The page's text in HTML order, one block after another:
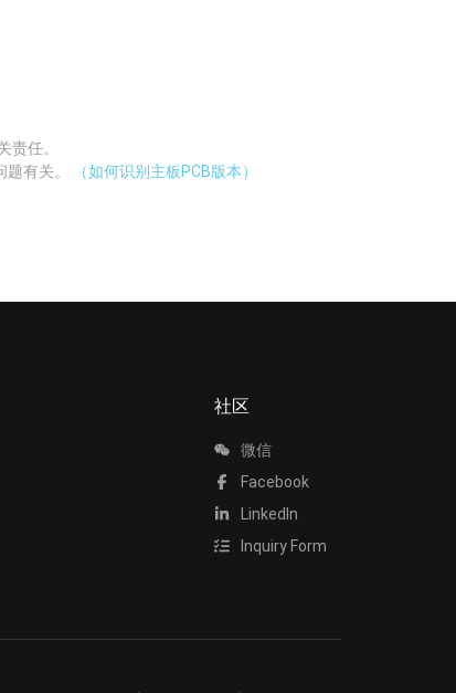
责任。
有关。
（如何识别主板PCB版本）
社区
微信
Facebook
LinkedIn
Inquiry Form